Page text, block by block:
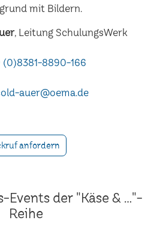
, Leitung SchulungsWerk
(0)8381-8890-166
auer@oema.de
anfordern
Events der "Käse & ..."-
Reihe